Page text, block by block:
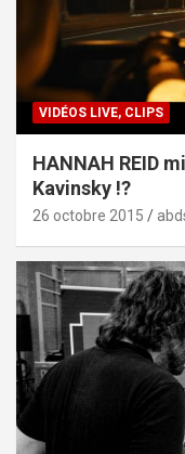
VIDÉOS LIVE, CLIPS
HANNAH REID
Kavinsky !?
26 octobre 2015